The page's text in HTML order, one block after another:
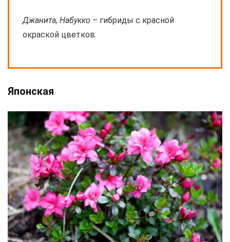
Джанита, Набукко – гибриды с красной
окраской цветков.
Японская